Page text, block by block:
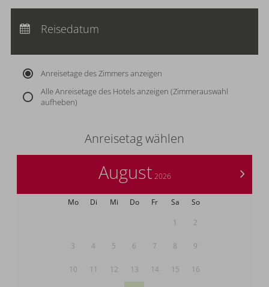
Abreise:keine Auswahl
Reisedatum
Anreisetage des Zimmers anzeigen
Alle Anreisetage des Hotels anzeigen (Zimmerauswahl
aufheben)
Anreisetag wählen
>
August 2026
Mo Di Mi Do Fr Sa
So
1
2
3 4 5 6 7 8 9
10 11 12 13 14 15 16